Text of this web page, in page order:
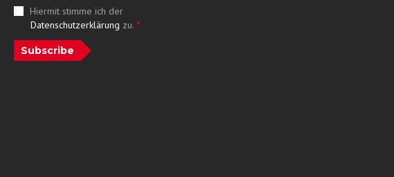
Hiermit stimme ich der
Datenschutzerklärung zu. *
Subscribe